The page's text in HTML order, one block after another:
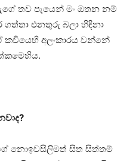
තව පැයෙන් මං ඔතන නම්
ගත්තා එනතුරු බලා හිඳිනා
අලංකාරය වන්නේ
?
නොඉවසිලිමත් සිත සිත්තම්